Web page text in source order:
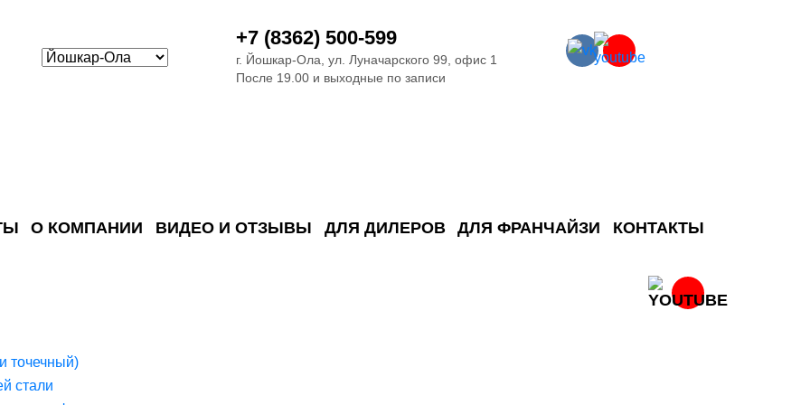
+7 (8362) 500-599
г. Йошкар-Ола, ул. Луначарского 99, офис 1
После 19.00 и выходные по записи
О КОМПАНИИ ВИДЕО И ОТЗЫВЫ ДЛЯ ДИЛЕРОВ ДЛЯ ФРАНЧАЙЗИ КОНТАКТЫ
точечный)
стали